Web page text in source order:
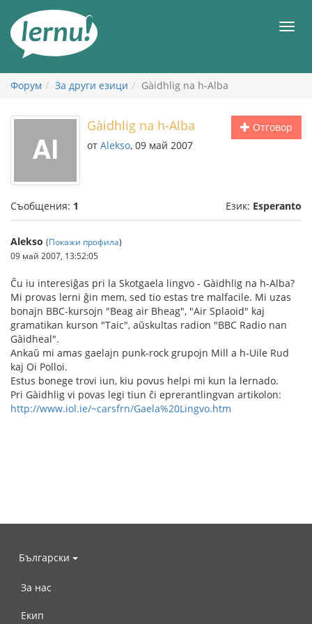
съдържанието
Форум За други езици Gàidhlig na h-Alba
Отговор
Gàidhlig na h-Alba
от Alekso, 09 май 2007
Съобщения: 1 Език: Esperanto
Alekso (Покажи профила)
09 май 2007, 13:52:05
Ĉu iu interesiĝas pri la Skotgaela lingvo - Gàidhlig na h-Alba?
Mi provas lerni ĝin mem, sed tio estas tre malfacile. Mi uzas
bonajn BBC-kursojn "Beag air Bheag", "Air Splaoid" kaj
gramatikan kurson "Taic", aŭskultas radion "BBC Radio nan
Gàidheal".
Ankaŭ mi amas gaelajn punk-rock grupojn Mill a h-Uile Rud
kaj Oi Polloi.
Estus bonege trovi iun, kiu povus helpi mi kun la lernado.
Pri Gàidhlig vi povas legi tiun ĉi eprerantlingvan artikolon:
http://www.iol.ie/~carsfrn/Gaela%20Lingvo.htm
Български
За нас
Екип